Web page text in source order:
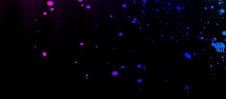
Le CSS est un
Placer
Si vous avez des questions
Mon adresse: